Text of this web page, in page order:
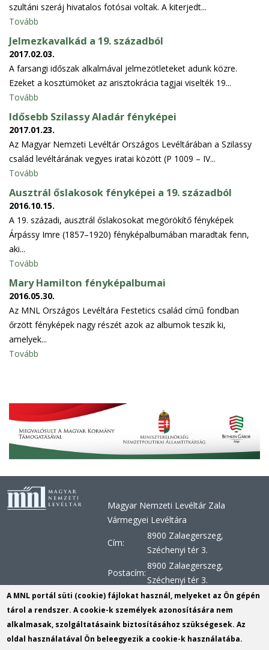
szultáni szeráj hivatalos fotósai voltak. A kiterjedt...
Tovább
Jelmezkavalkád a 19. századból
2017.02.03.
A farsangi időszak alkalmával jelmezötleteket adunk közre.
Ezeket a kosztümöket az arisztokrácia tagjai viselték 19...
Tovább
Idősebb Szilassy Aladár fényképei
2017.01.23.
Az Magyar Nemzeti Levéltár Országos Levéltárában a Szilassy
család levéltárának vegyes iratai között (P 1009 – IV...
Tovább
Ausztrál őslakosok fényképei a 19. századból
2016.10.15.
A 19. századi, ausztrál őslakosokat megörökítő fényképek
Árpássy Imre (1857–1920) fényképalbumában maradtak fenn,
aki...
Tovább
Mary Hamilton fényképalbumai
2016.05.30.
Az MNL Országos Levéltára Festetics család című fondban
őrzött fényképek nagy részét azok az albumok teszik ki,
amelyek...
Tovább
Magyar Nemzeti Levéltár Zala
Vármegyei Levéltára
Cím:
8900 Zalaegerszeg,
Széchenyi tér 3.
Postacím:
8900 Zalaegerszeg,
Széchenyi tér 3.
Telefon:
+36 92 510 030, +36 92 598
956, +36 92 598 957
Telefax:
+36 92 510 029
E-mail:
zvl@mnl.gov.hu(link
A MNL portál süti (cookie) fájlokat használ, melyeket az Ön gépén
tárol a rendszer. A cookie-k személyek azonosítására nem
alkalmasak, szolgáltatásaink biztosításához szükségesek. Az
oldal használatával Ön beleegyezik a cookie-k használatába.